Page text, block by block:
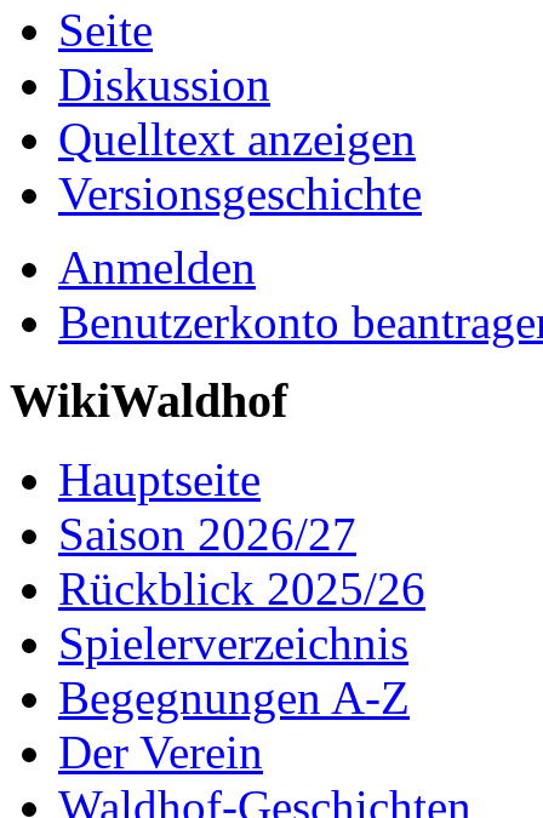
Seite
Diskussion
Quelltext anzeigen
Versionsgeschichte
Anmelden
Benutzerkonto
WikiWaldhof
Hauptseite
Saison 2026/27
Rückblick 2025/26
Spielerverzeichnis
Begegnungen A-Z
Der Verein
Waldhof-Geschichten